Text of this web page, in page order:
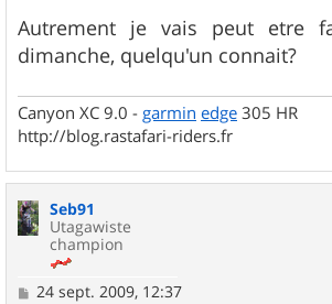
Autrement je vais peut etre
dimanche, quelqu'un connait?
Canyon XC 9.0 - garmin edge 305 HR
http://blog.rastafari-riders.fr
Seb91
Utagawiste
champion
M
24 sept. 2009, 12:37